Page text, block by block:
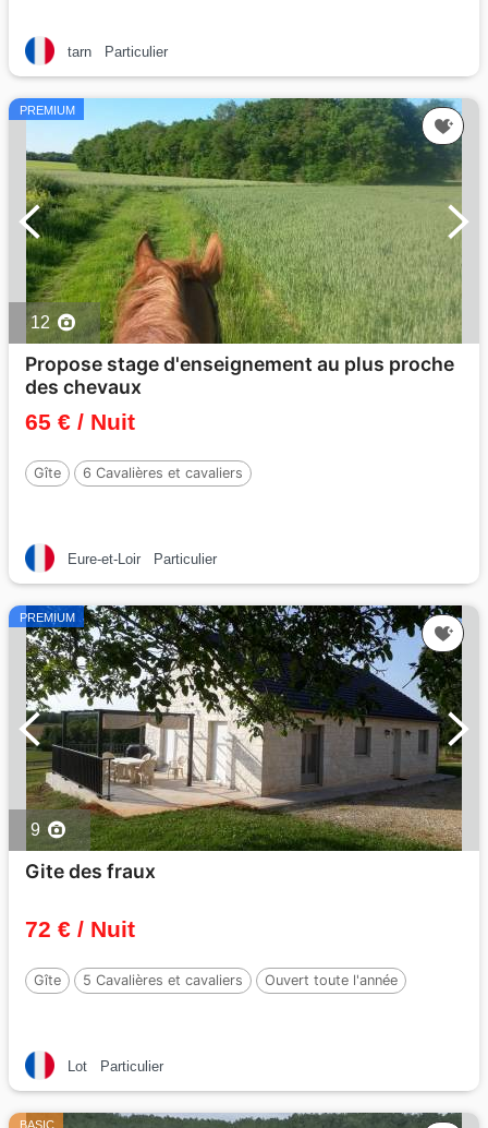
tarn Particulier
PREMIUM
12
Propose stage d'enseignement au plus proche
des chevaux
65 € / Nuit
Gîte 6 Cavalières et cavaliers
Eure-et-Loir Particulier
PREMIUM
9
Gite des fraux
72 € / Nuit
Gîte 5 Cavalières et cavaliers Ouvert toute l'année
Lot Particulier
BASIC